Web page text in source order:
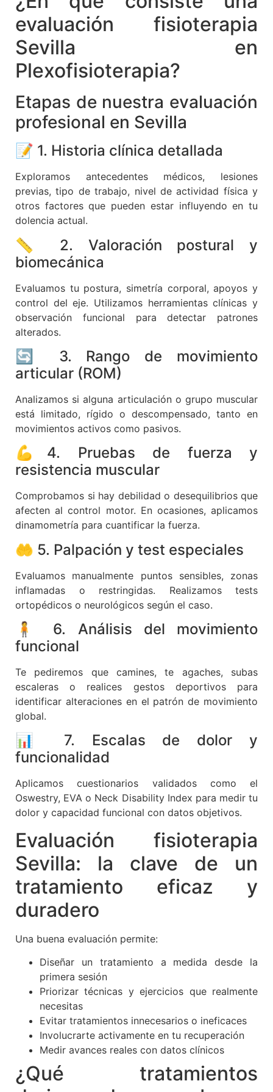
evaluación fisioterapia
Sevilla en
Plexofisioterapia?
Etapas de nuestra evaluación
profesional en Sevilla
📝 1. Historia clínica detallada
Exploramos antecedentes médicos, lesiones
previas, tipo de trabajo, nivel de actividad física y
otros factores que pueden estar influyendo en tu
dolencia actual.
📏 2. Valoración postural y
biomecánica
Evaluamos tu postura, simetría corporal, apoyos y
control del eje. Utilizamos herramientas clínicas y
observación funcional para detectar patrones
alterados.
🔄 3. Rango de movimiento
articular (ROM)
Analizamos si alguna articulación o grupo muscular
está limitado, rígido o descompensado, tanto en
movimientos activos como pasivos.
💪4. Pruebas de fuerza y
resistencia muscular
Comprobamos si hay debilidad o desequilibrios que
afecten al control motor. En ocasiones, aplicamos
dinamometría para cuantificar la fuerza.
🤲 5. Palpación y test especiales
Evaluamos manualmente puntos sensibles, zonas
inflamadas o restringidas. Realizamos tests
ortopédicos o neurológicos según el caso.
🧍 6. Análisis del movimiento
funcional
Te pediremos que camines, te agaches, subas
escaleras o realices gestos deportivos para
identificar alteraciones en el patrón de movimiento
global.
📊 7. Escalas de dolor y
funcionalidad
Aplicamos cuestionarios validados como el
Oswestry, EVA o Neck Disability Index para medir tu
dolor y capacidad funcional con datos objetivos.
Evaluación fisioterapia
Sevilla: la clave de un
tratamiento eficaz y
duradero
Una buena evaluación permite:
Diseñar un tratamiento a medida desde la
primera sesión
Priorizar técnicas y ejercicios que realmente
necesitas
Evitar tratamientos innecesarios o ineficaces
Involucrarte activamente en tu recuperación
Medir avances reales con datos clínicos
¿Qué tratamientos